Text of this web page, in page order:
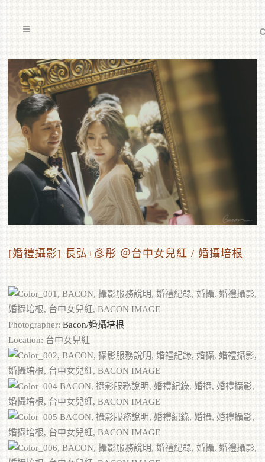
[婚禮攝影] 長弘+彥彤 ＠台中女兒紅 / 婚攝培根
Photographer: Bacon/婚攝培根
Location: 台中女兒紅